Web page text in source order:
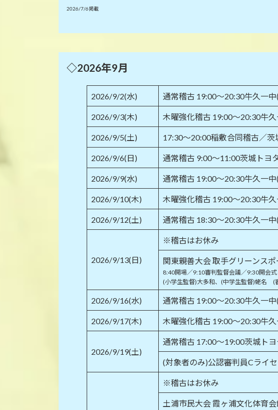
2026/7/6掲載
◇2026年9月
2026/9/2(水) 通常稽古 19:00～20:30牛久一中
2026/9/3(木) 木曜強化稽古 19:00～20:30牛
2026/9/5(土) 17:30～20:00稲敷合同稽古／
2026/9/6(日) 通常稽古 9:00～11:00茨城トヨ
2026/9/9(水) 通常稽古 19:00～20:30牛久一中
2026/9/10(木) 木曜強化稽古 19:00～20:30牛
2026/9/12(土) 通常稽古 18:30～20:30牛久一中
2026/9/13(日)
※稽古はお休み
関東親善大会 取手グリーンス
8:40開場／9:10審判監督会議／9:30開会式
(小学生監督)大多和、(中学生監督)蛯名 (
2026/9/16(水) 通常稽古 19:00～20:30牛久一中
2026/9/17(木) 木曜強化稽古 19:00～20:30牛
2026/9/19(土)
通常稽古 17:00～19:00茨城ト
(対象者のみ)公認審判員Cライ
※稽古はお休み
土浦市民大会 霞ヶ浦文化体育